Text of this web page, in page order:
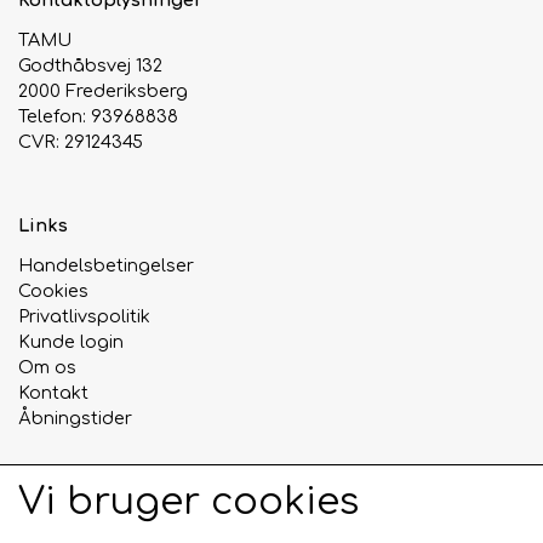
Husets Teblandinger
TAMU
Godthåbsvej 132
2000 Frederiksberg
Telefon: 93968838
CVR: 29124345
Links
Handelsbetingelser
Cookies
Privatlivspolitik
Kunde login
Om os
Kontakt
Åbningstider
Sociale medier
Vi bruger cookies